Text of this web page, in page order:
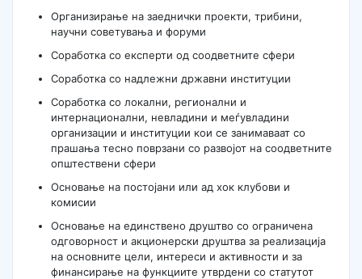
Организирање на заеднички проекти, трибини,
научни советувања и форуми
Соработка со експерти од соодветните сфери
Соработка со надлежни државни институции
Соработка со локални, регионални и
интернационални, невладини и меѓувладини
организации и институции кои се занимаваат со
прашања тесно поврзани со развојот на соодветните
општествени сфери
Основање на постојани или ад хок клубови и
комисии
Основање на единствено друштво со ограничена
одговорност и акционерски друштва за реализација
на основните цели, интереси и активности и за
финансирање на функциите утврдени со статутот